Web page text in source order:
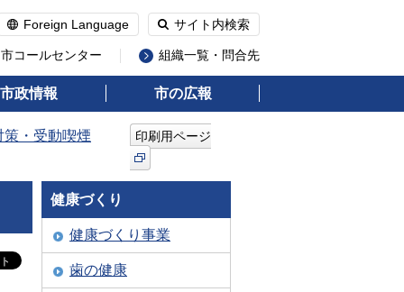
Foreign Language サイト内検索
コールセンター 組織一覧・問合先
市政情報 市の広報
策・受動喫煙 印刷用ページ
健康づくり
健康づくり事業
歯の健康